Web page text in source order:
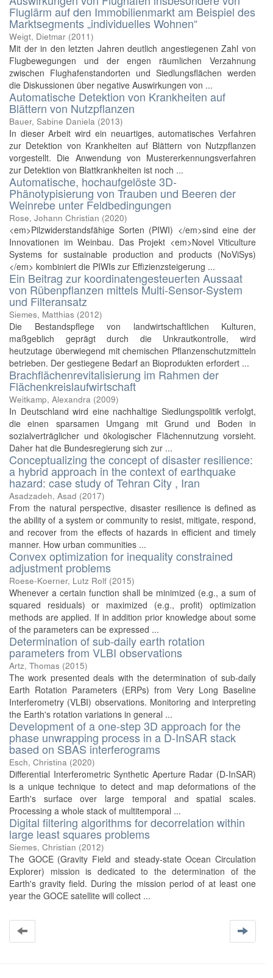
Fluglärm auf den Immobilienmarkt am Beispiel des
Marktsegments „individuelles Wohnen“
Weigt, Dietmar (2011)
Mit der in den letzten Jahren deutlich angestiegenen Zahl von
Flugbewegungen und der engen räumlichen Verzahnung
zwischen Flughafenstandorten und Siedlungsflächen werden
die Diskussionen über negative Auswirkungen von ...
Automatische Detektion von Krankheiten auf
Blättern von Nutzpflanzen
Bauer, Sabine Daniela (2013)
In dieser Arbeit wird ein neuartiges, automatisches Verfahren
zur Detektion von Krankheiten auf Blättern von Nutzpflanzen
vorgestellt. Die Anwendung von Mustererkennungsverfahren
zur Detektion von Blattkrankheiten ist noch ...
Automatische, hochaufgelöste 3D-
Phänotypisierung von Trauben und Beeren der
Weinrebe unter Feldbedingungen
Rose, Johann Christian (2020)
<em>Pilzwiderstandsfähige Sorten (PIWI) </em>sind eine der
Innovationen im Weinbau. Das Projekt <em>Novel Viticulture
Systems for sustainable production and products (NoViSys)
</em> kombiniert die PIWIs zur Effizienzsteigerung ...
Ein Beitrag zur koordinatengesteuerten Aussaat
von Rübenpflanzen mittels Multi-Sensor-System
und Filteransatz
Siemes, Matthias (2012)
Die Bestandspflege von landwirtschaftlichen Kulturen,
maßgeblich geprägt durch die Unkrautkontrolle, wird
heutzutage überwiegend mit chemischen Pflanzenschutzmitteln
betrieben. Der gestiegene Bedarf an Bioprodukten erfordert ...
Brachflächenrevitalisierung im Rahmen der
Flächenkreislaufwirtschaft
Weitkamp, Alexandra (2009)
In Deutschland wird eine nachhaltige Siedlungspolitik verfolgt,
die einen sparsamen Umgang mit Grund und Boden in
sozialverträglicher und ökologischer Flächennutzung vorsieht.
Daher hat die Bundesregierung sich zur ...
Conceptualizing the concept of disaster resilience:
a hybrid approach in the context of earthquake
hazard: case study of Tehran City , Iran
Asadzadeh, Asad (2017)
From the natural perspective, disaster resilience is defined as
the ability of a system or community to resist, mitigate, respond,
and recover from the effects of hazards in efficient and timely
manner. How urban communities ...
Convex optimization for inequality constrained
adjustment problems
Roese-Koerner, Lutz Rolf (2015)
Whenever a certain function shall be minimized (e.g., a sum of
squared residuals) or maximized (e.g., profit) optimization
methods are applied. If in addition prior knowledge about some
of the parameters can be expressed ...
Determination of sub-daily earth rotation
parameters from VLBI observations
Artz, Thomas (2015)
The work presented deals with the determination of sub-daily
Earth Rotation Parameters (ERPs) from Very Long Baseline
Interferometry (VLBI) observations. Monitoring and interpreting
the Earth's rotation variations in general ...
Development of a one-step 3D approach for the
phase unwrapping process in a D-InSAR stack
based on SBAS interferograms
Esch, Christina (2020)
Differential Interferometric Synthetic Aperture Radar (D-InSAR)
is a unique technique to detect and map deformations of the
Earth's surface over large temporal and spatial scales.
Processing a whole stack of multitemporal ...
Digital filtering algorithms for decorrelation within
large least squares problems
Siemes, Christian (2012)
The GOCE (Gravity Field and steady-state Ocean Circulation
Explorer) mission is dedicated to the determination of the
Earth's gravity field. During the mission period of at least one
year the GOCE satellite will collect ...